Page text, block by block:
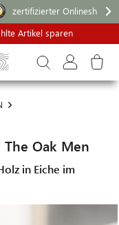
zertifizierter Onlineshop
Artikel sparen
The Oak Men
in Eiche im